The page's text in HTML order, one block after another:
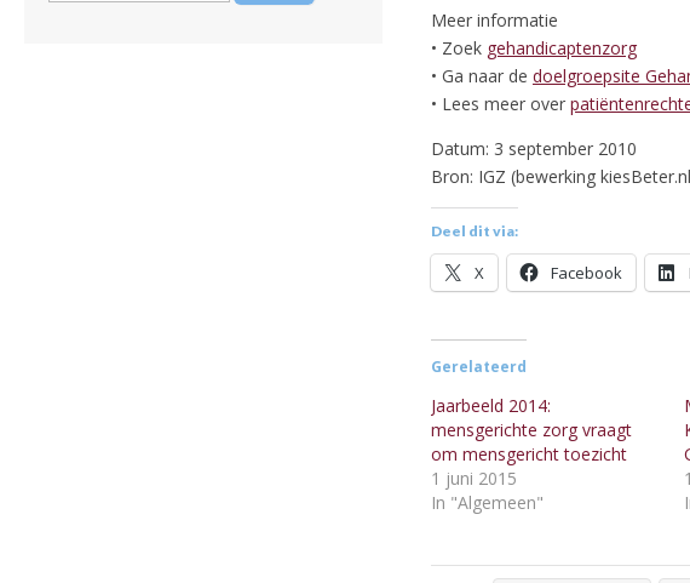
Meer informatie
• Zoek gehandicaptenzorg
• Ga naar de doelgroepsite
• Lees meer over
Datum: 3 september 2010
Bron: IGZ (bewerking
Deel dit via:
X Facebook
Gerelateerd
Jaarbeeld 2014:
mensgerichte zorg vraagt
om mensgericht toezicht
1 juni 2015
In "Algemeen"